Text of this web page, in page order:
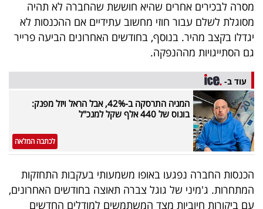
שיתופי
פעולה
דרושים
ניוזלטרים
מייל
אדום
מסרה לבכירים אחרים שהיא חוששת שהחברה לא תהיה
מסוגלת לשלם עבור חוזי מחשוב עתידיים אם ההכנסות לא
יגדלו בקצב מהיר. בנוסף, בחודשים האחרונים הביעה פרייר
גם הסתייגויות מההנפקה.
עוד ב-
המניה התרסקה ב-42%, אבל הראל ויזל מפנק:
בונוס של 440 אלף שקל למנכ"ל
לכתבה המלאה
הכנסות החברה נפגעו באופו משמעותי בעקבות התחזקות
המתחרות. ג'מיני של גוגל צברה תאוצה בחודשים האחרונים,
עם ביקורות חיוביות מצד המשתמשים למודלים החדשים